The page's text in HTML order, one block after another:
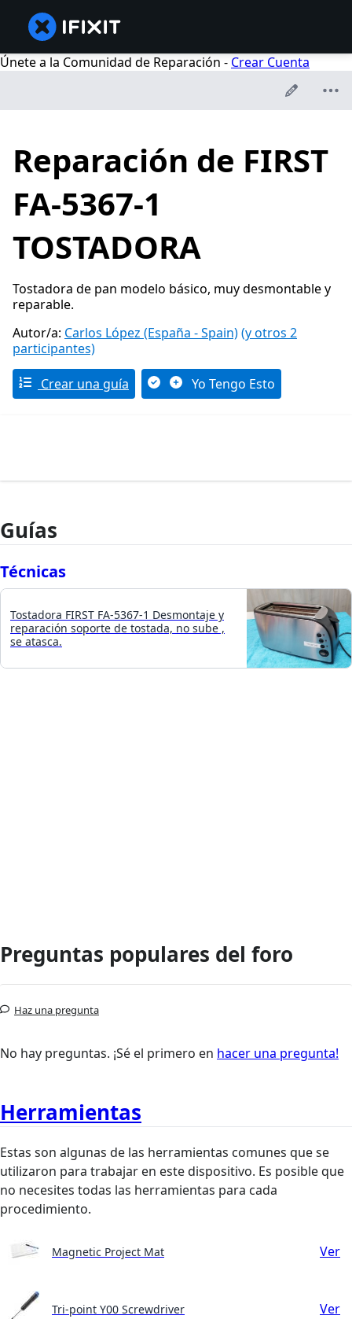
Únete a la Comunidad de Reparación - Crear Cuenta
Reparación de FIRST
FA-5367-1
TOSTADORA
Tostadora de pan modelo básico, muy desmontable y
reparable.
Autor/a: Carlos López (España - Spain)(y otros 2
participantes)
Crear una guía Yo Tengo Esto
Guías
Técnicas
Tostadora FIRST FA-5367-1 Desmontaje y
reparación soporte de tostada, no sube ,
se atasca.
Preguntas populares del foro
Haz una pregunta
No hay preguntas. ¡Sé el primero en hacer una pregunta!
Herramientas
Estas son algunas de las herramientas comunes que se
utilizaron para trabajar en este dispositivo. Es posible que
no necesites todas las herramientas para cada
procedimiento.
Magnetic Project Mat Ver
Tri-point Y00 Screwdriver Ver